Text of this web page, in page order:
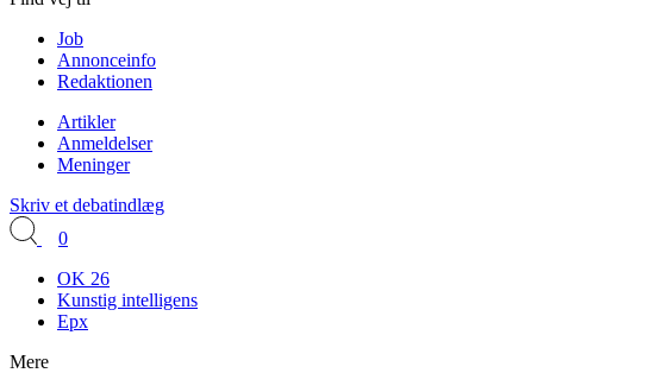
Job
Annonceinfo
Redaktionen
Artikler
Anmeldelser
Meninger
Skriv et debatindlæg
0
OK 26
Kunstig intelligens
Epx
Mere